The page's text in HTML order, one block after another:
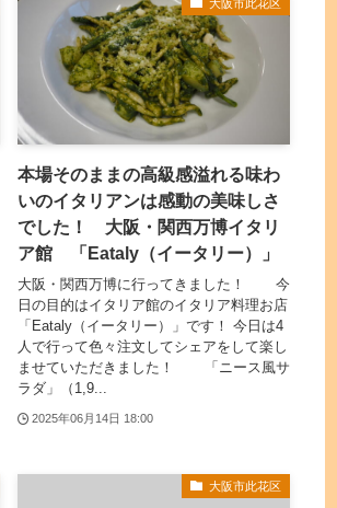
大阪市此花区
本場そのままの高級感溢れる味わ
いのイタリアンは感動の美味しさ
でした！ 大阪・関西万博イタリ
ア館 「Eataly（イータリー）」
大阪・関西万博に行ってきました！ 今
日の目的はイタリア館のイタリア料理お店
「Eataly（イータリー）」です！ 今日は4
人で行って色々注文してシェアをして楽し
ませていただきました！ 「ニース風サ
ラダ」（1,9...
2025年06月14日 18:00
大阪市此花区